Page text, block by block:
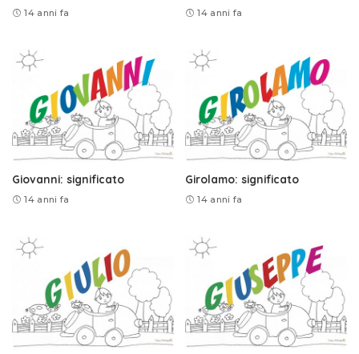
14 anni fa 14 anni fa
Giovanni: significato
14 anni fa
Girolamo: significato
14 anni fa